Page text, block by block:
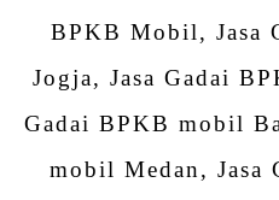
BPKB Mobil, Jasa
Jogja, Jasa Gadai
Gadai BPKB mobil
mobil Medan, Jasa